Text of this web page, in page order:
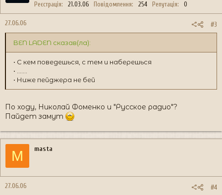
Реєстрація 21.03.06 Повідомлення 254 Репутація 0
27.06.06 #3
BEN LADEN сказав(ла):
• С кем поведешься, с тем и наберешься
• .......
• Ниже пейджера не бей
По ходу, Николай Фоменко и "Русское радио"?
Пайдет замут
M masta
27.06.06 #4